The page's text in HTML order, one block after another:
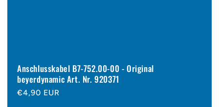
Anschlusskabel B7-752.00-00 - Original
beyerdynamic Art. Nr. 920371
Normaler
€4,90 EUR